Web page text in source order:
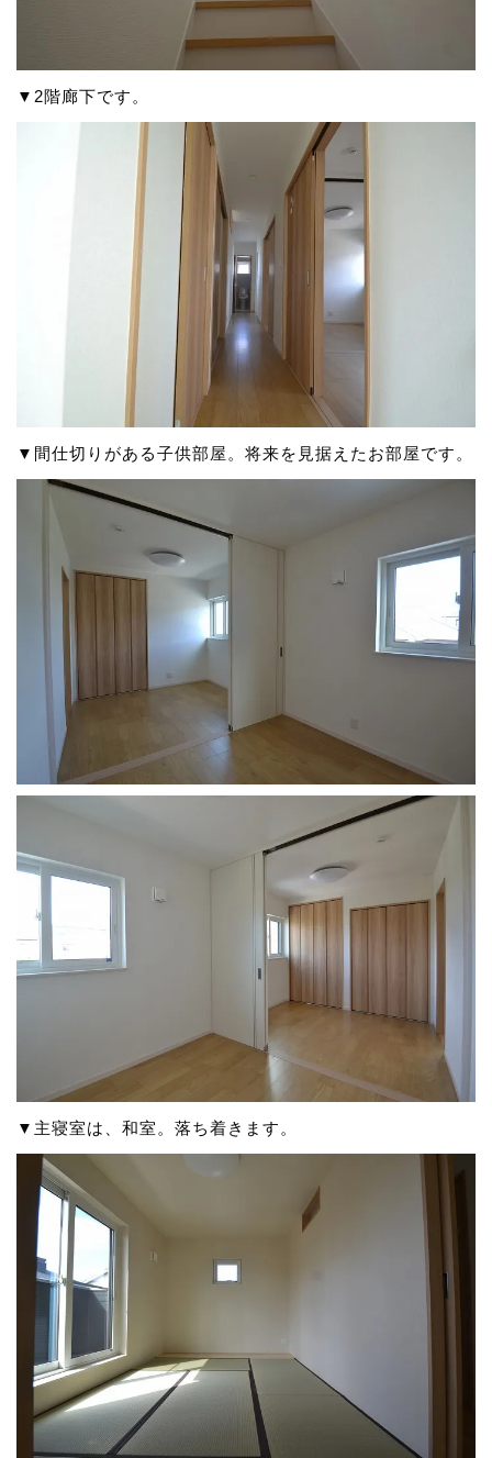
▼2階廊下です。
▼間仕切りがある子供部屋。将来を見据えたお部屋です。
▼主寝室は、和室。落ち着きます。